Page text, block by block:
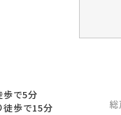
歩で5分
徒歩で15分 総